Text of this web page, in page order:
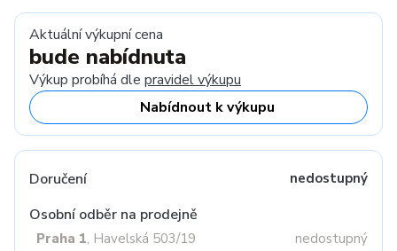
Aktuální výkupní cena
bude nabídnuta
Výkup probíhá dle pravidel výkupu
Nabídnout k výkupu
Doručení nedostupný
Osobní odběr na prodejně
Praha 1, Havelská 503/19
nedostupný